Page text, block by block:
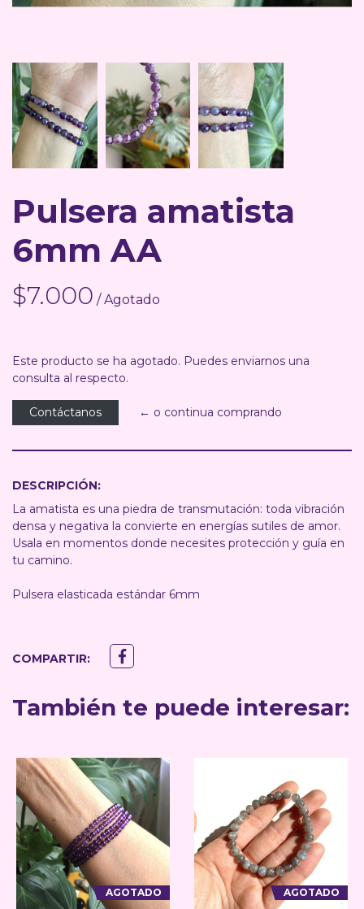
Pulsera amatista
6mm AA
$7.000 / Agotado
Este producto se ha agotado. Puedes enviarnos una
consulta al respecto.
Contáctanos ← o continua comprando
DESCRIPCIÓN:
La amatista es una piedra de transmutación: toda vibración
densa y negativa la convierte en energías sutiles de amor.
Usala en momentos donde necesites protección y guía en
tu camino.
Pulsera elasticada estándar 6mm
COMPARTIR:
También te puede interesar:
AGOTADO AGOTADO